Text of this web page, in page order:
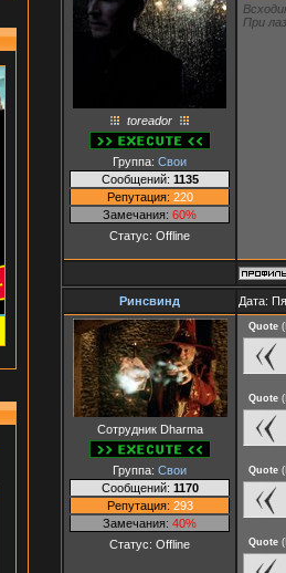
toreador
Группа: Свои
Сообщений: 1135
Репутация: 220
Замечания: 60%
Статус: Offline
При
Ринсвинд Дата:
Сотрудник Dharma
Группа: Свои
Сообщений: 1170
Репутация: 293
Замечания: 40%
Статус: Offline
Quote (
Quote (
Quote (
Quote (